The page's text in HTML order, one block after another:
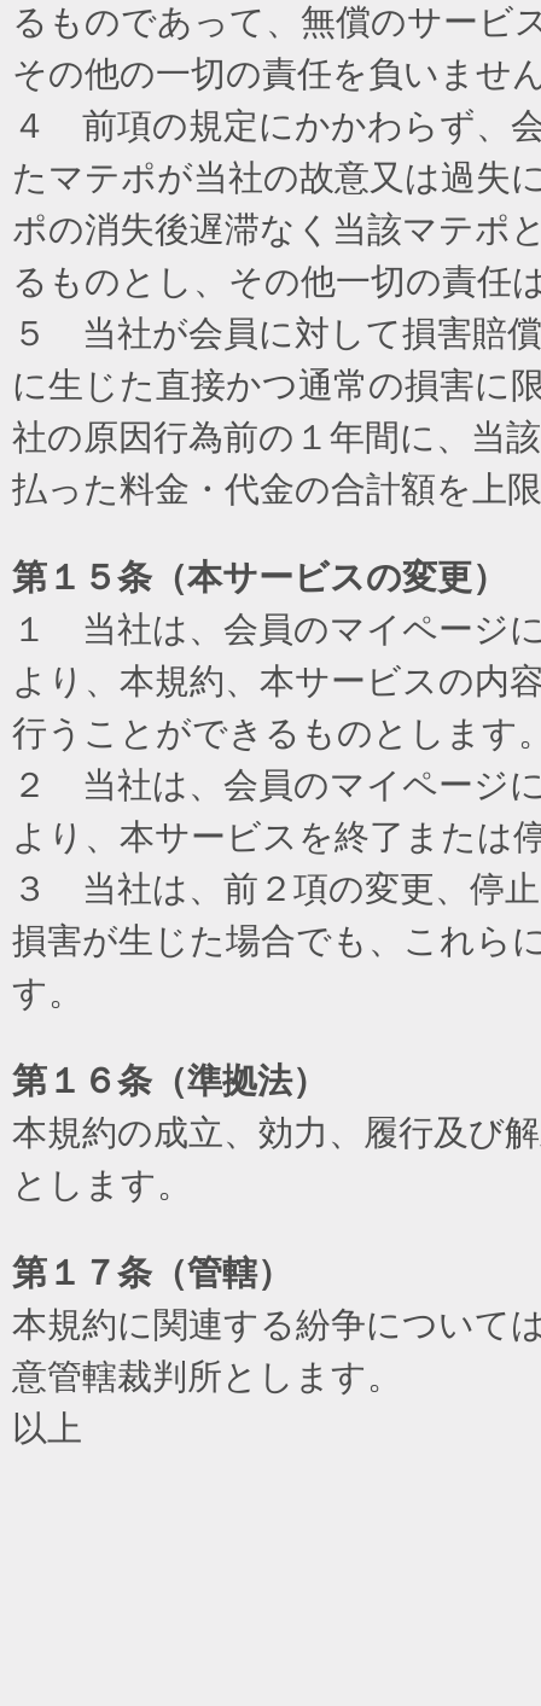
るものであって、無償のサービ
その他の一切の責任を負いませ
４ 前項の規定にかかわらず、
たマテポが当社の故意又は過失
ポの消失後遅滞なく当該マテポ
るものとし、その他一切の責任
５ 当社が会員に対して損害賠
に生じた直接かつ通常の損害に
社の原因行為前の１年間に、当
払った料金・代金の合計額を上
第１５条（本サービスの変更）
１ 当社は、会員のマイページ
より、本規約、本サービスの内
行うことができるものとします
２ 当社は、会員のマイページ
より、本サービスを終了または
３ 当社は、前２項の変更、停
損害が生じた場合でも、これら
す。
第１６条（準拠法）
本規約の成立、効力、履行及び
とします。
第１７条（管轄）
本規約に関連する紛争について
意管轄裁判所とします。
以上